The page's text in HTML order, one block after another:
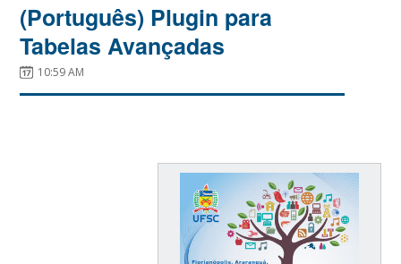
(Português) Plugin para
Tabelas Avançadas
10:59 AM